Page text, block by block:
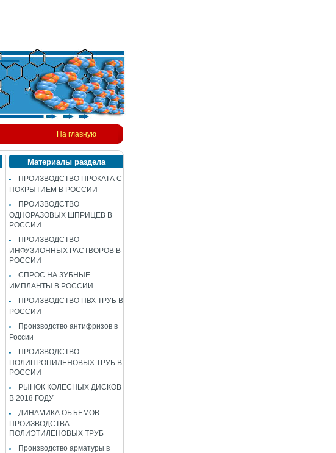
На главную
Материалы раздела
ПРОИЗВОДСТВО ПРОКАТА С
ПОКРЫТИЕМ В РОССИИ
ПРОИЗВОДСТВО
ОДНОРАЗОВЫХ ШПРИЦЕВ В
РОССИИ
ПРОИЗВОДСТВО
ИНФУЗИОННЫХ РАСТВОРОВ В
РОССИИ
СПРОС НА ЗУБНЫЕ
ИМПЛАНТЫ В РОССИИ
ПРОИЗВОДСТВО ПВХ ТРУБ В
РОССИИ
Производство антифризов в
России
ПРОИЗВОДСТВО
ПОЛИПРОПИЛЕНОВЫХ ТРУБ В
РОССИИ
РЫНОК КОЛЕСНЫХ ДИСКОВ
В 2018 ГОДУ
ДИНАМИКА ОБЪЕМОВ
ПРОИЗВОДСТВА
ПОЛИЭТИЛЕНОВЫХ ТРУБ
Производство арматуры в